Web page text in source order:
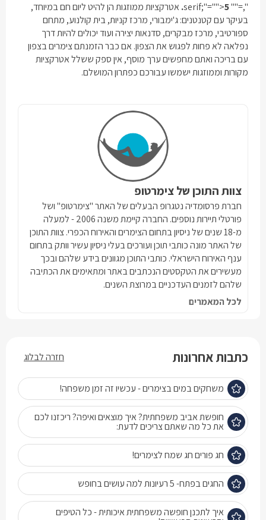
",="" serif;"="">
5.
אטרקציות ממוזגות הן להיט ליום חם במיוחד,
בעיקר עם קטנטנים: ג'ימבורי, מרכז קניות, בית קולנוע, מתחם
ספורטיבי, מרכז מבקרים, סדנאות יצירה ועוד יכולים להיות דרך
נפלאה לא פחות לפגוש את הצפון. אם כבר הזמנתםצימרים בצפון
עם בריכהואתם מחפשים ערך מוסף, אין ספק ששלל אטרקציות
מקורות וממוזגות ישמשו עבורכם כפתרון המושלם.
צוות התוכן של צימרטופ
חברת פרסומדיה נטגרופ הבעלים של האתר "צימרטופ" ושל
פורטלי תיירות נוספים. החברה קיימת משנה 2006 - למעלה
מ-18 שנים של ניסיון בתחום הצימרים והאירוח הכפרי. צוות התוכן
של האתר מונה כותבי תוכן ועורכים בעלי ניסיון עשיר וותק בתחום
ענף האירוח הישראלי. כותבי התוכן מגוונים בידע שלהם ובכך
מעשירים את הטקסטים הנכתבים באתר ומתאימים את הכתיבה
שלהם לזמנים העדכניים במרוצת השנים.
לכל המאמרים
כתבות אחרונות
משחקים במים בצימרים - עכשיו זה זמן משפחה!
חופשת אביב משפחתית? איך מוצאים ואיפה? ריכזנו לכם
את כל מה שאתם צריכים לדעת:
חג פורים חג שמח לצימרים!
החגים בפתח- 5 רעיונות למה עושים בחופש
איך לתכנן חופשה משפחתית איכותית - כל הטיפים
חזרה לבלוג